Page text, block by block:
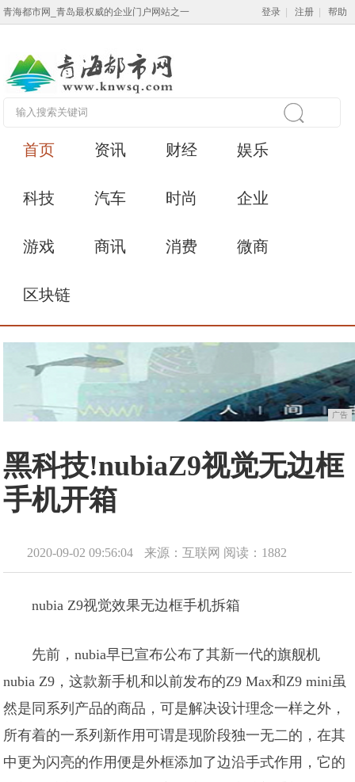
青海都市网_青岛最权威的企业门户网站之一 登录 注册 帮助
首页 资讯 财经 娱乐
科技 汽车 时尚 企业
游戏 商讯 消费 微商
区块链
广告
黑科技!nubiaZ9视觉无边框
手机开箱
2020-09-02 09:56:04 来源：互联网 阅读：1882
nubia Z9视觉效果无边框手机拆箱
先前，nubia早已宣布公布了其新一代的旗舰机
nubia Z9，这款新手机和以前发布的Z9 Max和Z9 mini虽
然是同系列产品的商品，可是解决设计理念一样之外，
所有着的一系列新作用可谓是现阶段独一无二的，在其
中更为闪亮的作用便是外框添加了边沿手式作用，它的